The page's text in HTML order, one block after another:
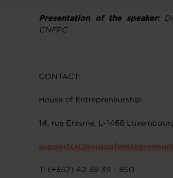
Presentation of the speaker:
CNFPC
CONTACT:
House of Entrepreneurship
14, rue Erasme, L-1468
T: (+352) 42 39 39 - 850